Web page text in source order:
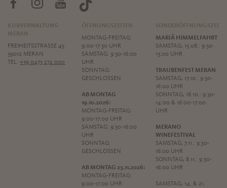
KURVERWALTUNG
MERAN
FREIHEITSSTRASSE 45
39012 MERAN
TEL.+39 0473 272 000
ÖFFNUNGSZEITEN
MONTAG-FREITAG:
9:00-17:30 UHR
SAMSTAG: 9:30-16:00
UHR
SONNTAG:
GESCHLOSSEN
AB MONTAG
19.10.2026:
MONTAG-FREITAG:
9:00-17:00 UHR
SAMSTAG: 9:30-16:00
UHR
SONNTAG:
GESCHLOSSEN
AB MONTAG 23.11.2026:
MONTAG-FREITAG:
9:00-17:00 UHR
MARIÄ HIMMELFAHRT
SAMSTAG, 15.08.: 9:30-
13:00 UHR
TRAUBENFEST MERAN
SAMSTAG, 17.10.: 9:30-
16:00 UHR
SONNTAG, 18.10.: 9:30-
14:00 & 16:00-17:00
UHR
MERANO
WINEFESTIVAL
SAMSTAG, 7.11.: 9:30-
16:00 UHR
SONNTAG, 8.11.: 9:30-
16:00 UHR
SAMSTAG, 14. & 21.